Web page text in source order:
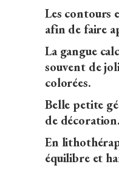
Les contours
afin de faire
La gangue
souvent de
colorées.
Belle petite
de décoration.
En
équilibre et